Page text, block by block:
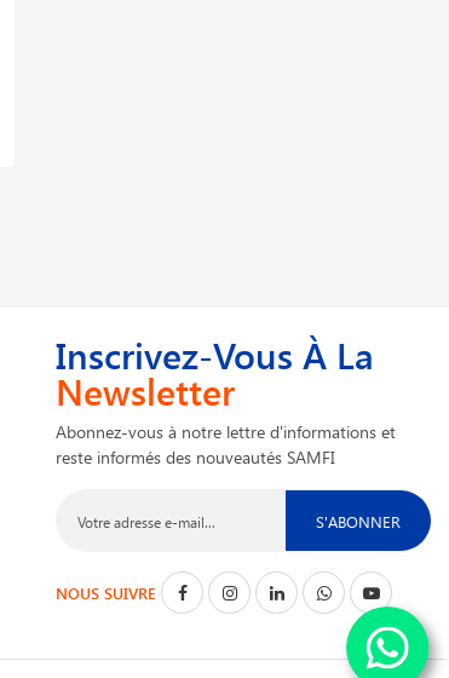
Inscrivez-Vous À La
Newsletter
Abonnez-vous à notre lettre d'informations et
reste informés des nouveautés SAMFI
S'ABONNER
NOUS SUIVRE